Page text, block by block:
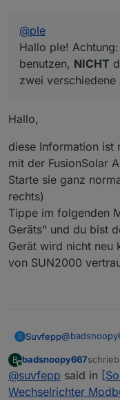
Auf
drauf,
den
@ple
Hallo ple!
benutzen, NICHT
zwei verschiedene
Hallo,
diese Information ist
mit der FusionSolar
Starte sie ganz
rechts)
Tippe im folgenden
Geräts" und du bist
Gerät wird nicht neu
von SUN2000
S Suvfepp@
@ple
Hallo ple!
B
Online
badsnoopy667
zuletzt
@suvfepp said in
Wechselrichter